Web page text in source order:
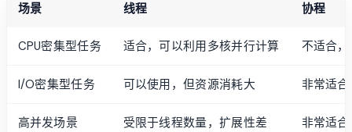
场景 线程 协程
CPU密集型任务 适合，可以利用多核并行计算 不适合
I/O密集型任务 可以使用，但资源消耗大 非常适
高并发场景 受限于线程数量，扩展性差 非常适